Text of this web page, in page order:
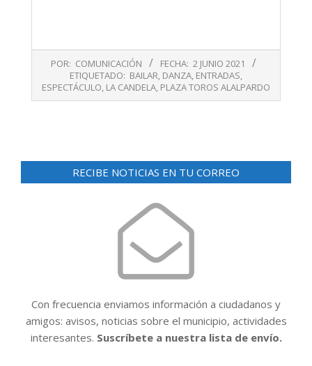
02
POR: COMUNICACIÓN FECHA: 2 JUNIO 2021
ETIQUETADO: BAILAR, DANZA, ENTRADAS,
ESPECTÁCULO, LA CANDELA, PLAZA TOROS ALALPARDO
RECIBE NOTICIAS EN TU CORREO
Con frecuencia enviamos información a ciudadanos y
amigos: avisos, noticias sobre el municipio, actividades
interesantes. Suscríbete a nuestra lista de envío.